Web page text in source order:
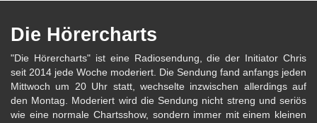
Die Hörercharts
"Die Hörercharts" ist eine Radiosendung, die der Initiator Chris
seit 2014 jede Woche moderiert. Die Sendung fand anfangs jeden
Mittwoch um 20 Uhr statt, wechselte inzwischen allerdings auf
den Montag. Moderiert wird die Sendung nicht streng und seriös
wie eine normale Chartsshow, sondern immer mit einem kleinen